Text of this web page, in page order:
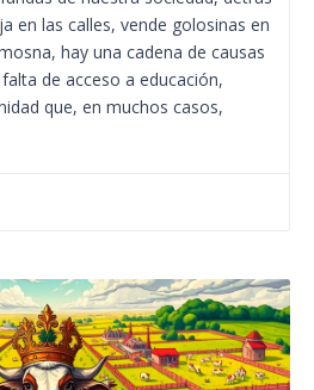
en las calles, vende golosinas en
hay una cadena de causas
de acceso a educación,
que, en muchos casos,